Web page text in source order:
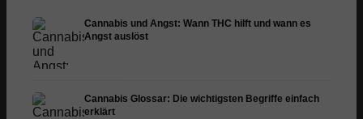
Cannabis und Angst: Wann THC hilft und wann es
Angst auslöst
Cannabis Glossar: Die wichtigsten Begriffe einfach
erklärt